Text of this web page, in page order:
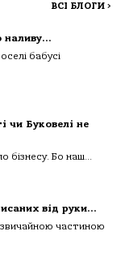
ВСІ БЛОГИ >
наливу…
бабусі
чи Буковелі не
бізнесу. Бо наш...
від руки…
частиною